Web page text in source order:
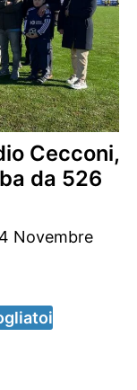
Cecconi,
da 526
Novembre